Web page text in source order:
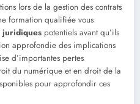
lors de la gestion des contrats
formation qualifiée vous
juridiques potentiels avant qu’ils
approfondie des implications
d’importantes pertes
du numérique et en droit de la
pour approfondir ces